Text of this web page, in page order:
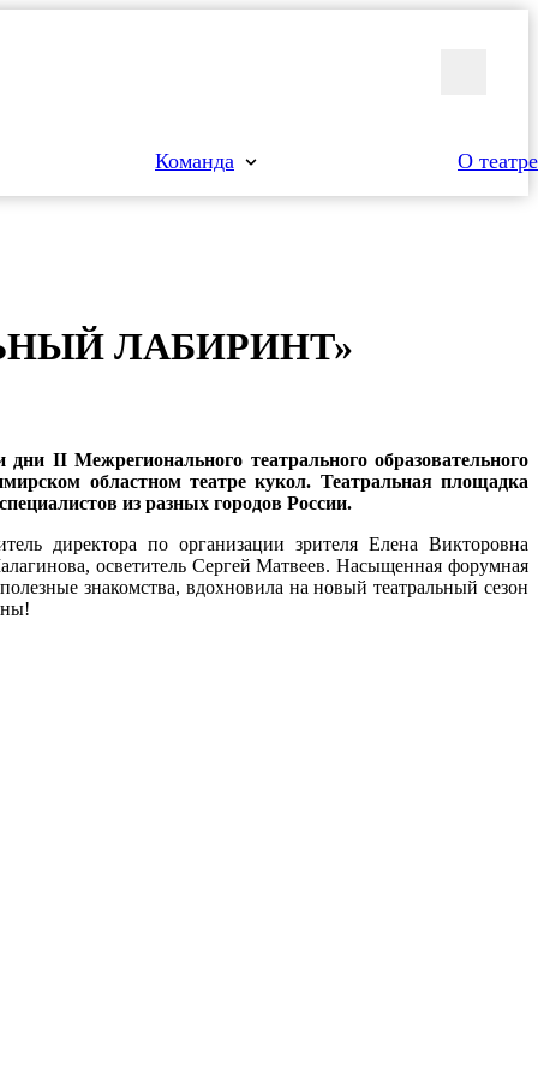
Команда О театре
ЛА­БИ­РИНТ»
II Межрегионального театрального образовательного
областном театре кукол. Театральная площадка
из разных городов России.
директора по организации зрителя Елена Викторовна
осветитель Сергей Матвеев. Насыщенная форумная
знакомства, вдохновила на новый театральный сезон